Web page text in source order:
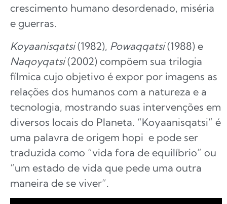
crescimento humano desordenado, miséria
e guerras.
Koyaanisqatsi(1982), Powaqqatsi(1988) e
Naqoyqatsi(2002) compõem sua trilogia
fílmica cujo objetivo é expor por imagens as
relações dos humanos com a natureza e a
tecnologia, mostrando suas intervenções em
diversos locais do Planeta. “Koyaanisqatsi” é
uma palavra de origem hopi e pode ser
traduzida como “vida fora de equilíbrio” ou
“um estado de vida que pede uma outra
maneira de se viver”.